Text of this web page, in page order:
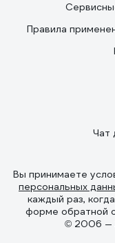
Правила
Чат
Вы принимаете
персональных
каждый раз,
форме обратной
© 2006 —